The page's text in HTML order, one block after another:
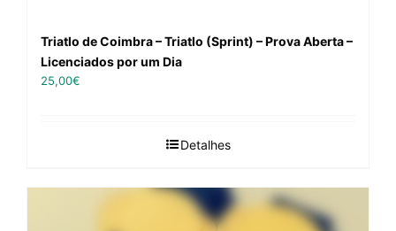
Triatlo de Coimbra – Triatlo (Sprint) – Prova Aberta –
Licenciados por um Dia
25,00€
Detalhes